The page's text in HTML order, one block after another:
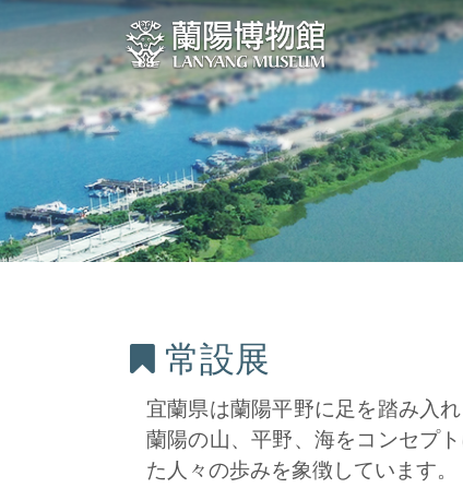
ト
ラ
ル
テ
ン
常設展
宜蘭県は蘭陽平野に足を踏み入
蘭陽の山、平野、海をコンセプ
た人々の歩みを象徴しています。